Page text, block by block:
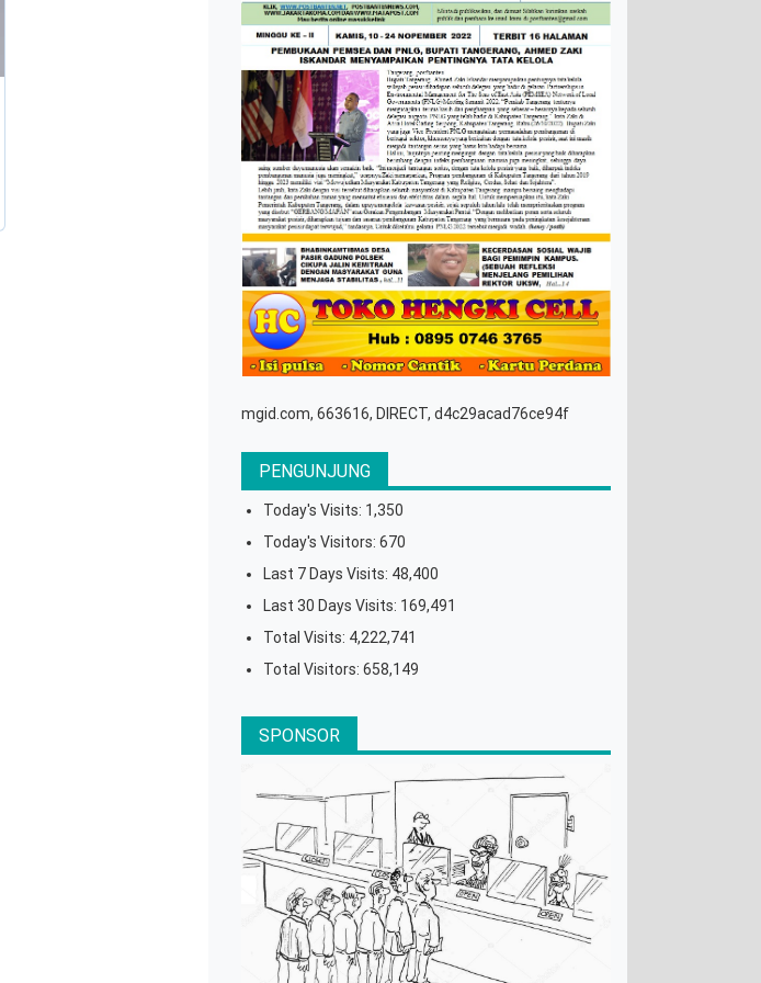
mgid.com, 663616, DIRECT, d4c29acad76ce94f
PENGUNJUNG
Today's Visits: 1,350
Today's Visitors:670
Last 7 Days Visits: 48,400
Last 30 Days Visits: 169,491
Total Visits: 4,222,741
Total Visitors:658,149
SPONSOR